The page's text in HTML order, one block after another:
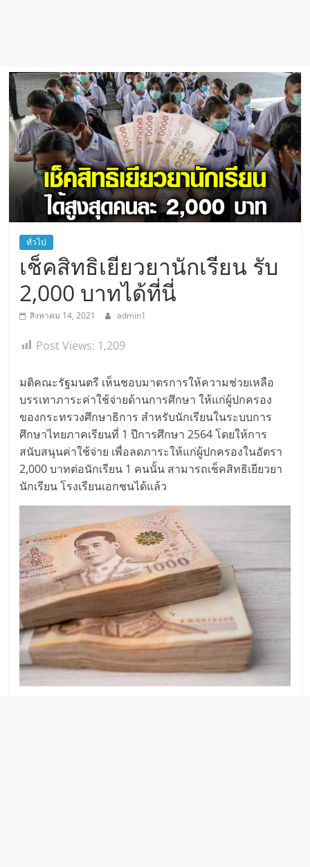
ทั่วไป
เช็คสิทธิเยียวยานักเรียน รับ
2,000 บาทได้ที่นี่
สิงหาคม 14, 2021 admin1
Post Views: 1,209
มติคณะรัฐมนตรี เห็นชอบมาตรการให้ความช่วยเหลือ
บรรเทาภาระค่าใช้จ่ายด้านการศึกษา ให้แก่ผู้ปกครอง
ของกระทรวงศึกษาธิการ สำหรับนักเรียนในระบบการ
ศึกษาไทยภาคเรียนที่ 1 ปีการศึกษา 2564 โดยให้การ
สนับสนุนค่าใช้จ่าย เพื่อลดภาระให้แก่ผู้ปกครองในอัตรา
2,000 บาทต่อนักเรียน 1 คนนั้น สามารถเช็คสิทธิเยียวยา
นักเรียน โรงเรียนเอกชนได้แล้ว